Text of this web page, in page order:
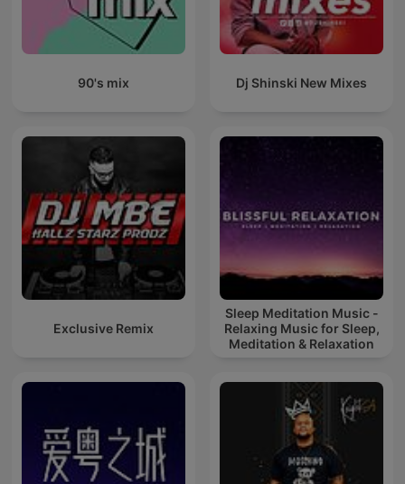
90's mix Dj Shinski New Mixes
Exclusive Remix
Sleep Meditation Music -
Relaxing Music for Sleep,
Meditation & Relaxation